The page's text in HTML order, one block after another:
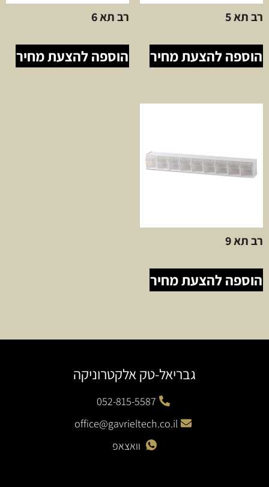
רב תא 5
הוספה להצעת מחיר
רב תא 6
הוספה להצעת מחיר
רב תא 9
הוספה להצעת מחיר
גבריאל-טק אלקטרוניקה
052-815-5587
office@gavrieltech.co.il
וואצאפ